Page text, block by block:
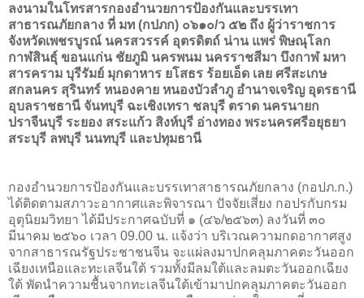
ลงนามในโทรสารกองอำนวยการป้องกันและบรรเทา
สาธารณภัยกลาง ที่ มท (กปภก) ๐๖๑๐/ว ๕๒ ถึง ผู้ว่าราชการ
จังหวัดเพชรบูรณ์ นครสวรรค์ อุตรดิตถ์ น่าน แพร่ พิษณุโลก
กาฬสินธุ์ ขอนแก่น ชัยภูมิ นครพนม นครราชสีมา บึงกาฬ มหา
สารคราม บุรีรัมย์ มุกดาหาร ยโสธร ร้อยเอ็ด เลย ศรีสะเกษ
สกลนคร สุรินทร์ หนองคาย หนองบัวลําภู อํานาจเจริญ อุดรธานี
อุบลราชธานี จันทบุรี ฉะเชิงเทรา ชลบุรี ตราด นครนายก
ปราจีนบุรี ระยอง สระแก้ว สิงห์บุรี อ่างทอง พระนครศรีอยุธยา
สระบุรี ลพบุรี นนทบุรี และปทุมธานี
กองอํานวยการป้องกันและบรรเทาสาธารณภัยกลาง (กอปภ.ก.)
ได้ติดตามสภาวะอากาศและพิจารณา ปัจจัยเสี่ยง กอปรกับกรม
อุตุนิยมวิทยา ได้มีประกาศฉบับที่ ๑ (๔๖/๒๕๖๓) ลงวันที่ ๓๐
มีนาคม ๒๕๖๐ เวลา 09.00 น. แจ้งว่า บริเวณความกดอากาศสูง
จากสาธารณรัฐประชาชนจีน จะแผ่ลงมาปกคลุมภาคตะวันออก
เฉียงเหนือและทะเลจีนใต้ รวมทั้งมีลมใต้และลมตะวันออกเฉียง
ใต้ พัดนําความชื้นจากทะเลจีนใต้เข้ามาปกคลุมภาคตะวันออก